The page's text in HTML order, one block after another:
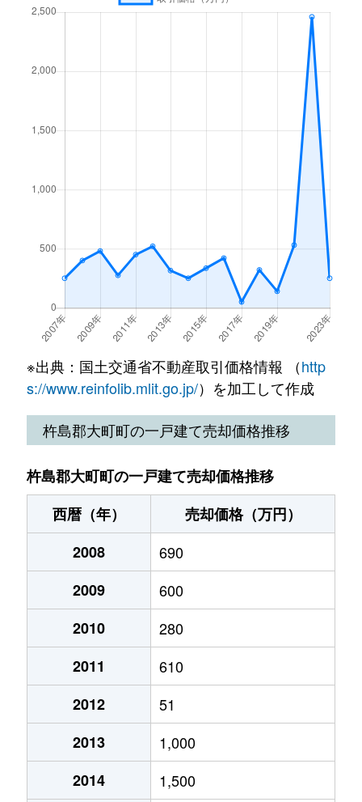
※出典：国土交通省不動産取引価格情報 （http
s://www.reinfolib.mlit.go.jp/）を加工して作成
杵島郡大町町の一戸建て売却価格推移
杵島郡大町町の一戸建て売却価格推移
西暦（年）
売却価格（万円）
2008
690
2009
600
2010
280
2011
610
2012
51
2013
1,000
2014
1,500